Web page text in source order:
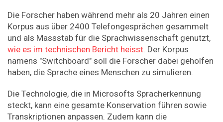
Die Forscher haben während mehr als 20 Jahren einen
Korpus aus über 2400 Telefongesprächen gesammelt
und als Massstab für die Sprachwissenschaft genutzt,
wie es im technischen Bericht heisst. Der Korpus
namens "Switchboard" soll die Forscher dabei geholfen
haben, die Sprache eines Menschen zu simulieren.
Die Technologie, die in Microsofts Spracherkennung
steckt, kann eine gesamte Konservation führen sowie
Transkriptionen anpassen. Zudem kann die